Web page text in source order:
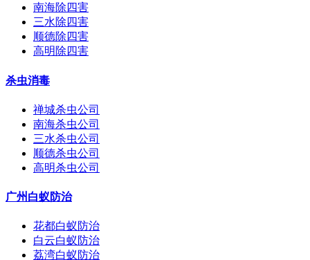
南海除四害
三水除四害
顺德除四害
高明除四害
杀虫消毒
禅城杀虫公司
南海杀虫公司
三水杀虫公司
顺德杀虫公司
高明杀虫公司
广州白蚁防治
花都白蚁防治
白云白蚁防治
荔湾白蚁防治